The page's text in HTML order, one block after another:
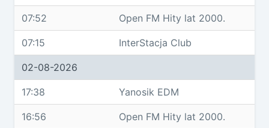
07:52 Open FM Hity lat 2000.
07:15 InterStacja Club
02-08-2026
17:38 Yanosik EDM
16:56 Open FM Hity lat 2000.